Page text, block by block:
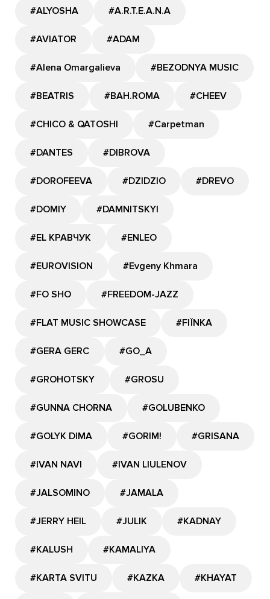
#ALYOSHA #A.R.T.E.A.N.A
#AVIATOR #ADAM
#Alena Omargalieva #BEZODNYA MUSIC
#BEATRIS #BAH.ROMA #CHEEV
#CHICO & QATOSHI #Carpetman
#DANTES #DIBROVA
#DOROFEEVA #DZIDZIO #DREVO
#DOMIY #DAMNITSKYI
#EL КРАВЧУК #ENLEO
#EUROVISION #Evgeny Khmara
#FO SHO #FREEDOM-JAZZ
#FLAT MUSIC SHOWCASE #FIЇNKA
#GERA GERC #GО_A
#GROHOTSKY #GROSU
#GUNNA CHORNA #GOLUBENKO
#GOLYK DIMA #GORIM! #GRISANA
#IVAN NAVI #IVAN LIULENOV
#JALSOMINO #JAMALA
#JERRY HEIL #JULIK #KADNAY
#KALUSH #KAMALIYA
#KARTA SVITU #KAZKA #KHAYAT